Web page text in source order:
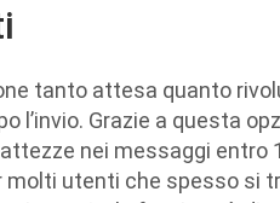
tanto attesa quanto
Grazie a questa
nei messaggi entro
utenti che spesso si